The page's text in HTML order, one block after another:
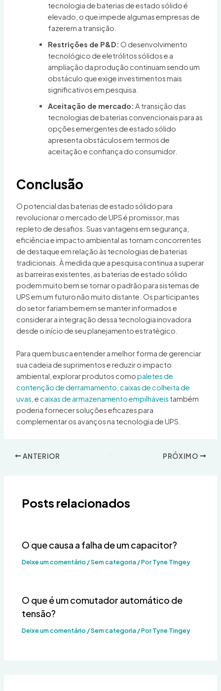
tecnologia de baterias de estado sólido é
elevado, o que impede algumas empresas de
fazerem a transição.
Restrições de P&D: O desenvolvimento
tecnológico de eletrólitos sólidos e a
ampliação da produção continuam sendo um
obstáculo que exige investimentos mais
significativos em pesquisa.
Aceitação de mercado: A transição das
tecnologias de baterias convencionais para as
opções emergentes de estado sólido
apresenta obstáculos em termos de
aceitação e confiança do consumidor.
Conclusão
O potencial das baterias de estado sólido para
revolucionar o mercado de UPS é promissor, mas
repleto de desafios. Suas vantagens em segurança,
eficiência e impacto ambiental as tornam concorrentes
de destaque em relação às tecnologias de baterias
tradicionais. À medida que a pesquisa continua a superar
as barreiras existentes, as baterias de estado sólido
podem muito bem se tornar o padrão para sistemas de
UPS em um futuro não muito distante. Os participantes
do setor fariam bem em se manter informados e
considerar a integração dessa tecnologia inovadora
desde o início de seu planejamento estratégico.
Para quem busca entender a melhor forma de gerenciar
sua cadeia de suprimentos e reduzir o impacto
ambiental, explorar produtos comopaletes de
contenção de derramamento caixas de colheita de
uvas , ecaixas de armazenamento empilháveis também
poderia fornecer soluções eficazes para
complementar os avanços na tecnologia de UPS.
ANTERIOR PRÓXIMO
Posts relacionados
O que causa a falha de um capacitor?
Deixe um comentário/Sem categoria/ PorTyne Tingey
O que é um comutador automático de
tensão?
Deixe um comentário/Sem categoria/ PorTyne Tingey